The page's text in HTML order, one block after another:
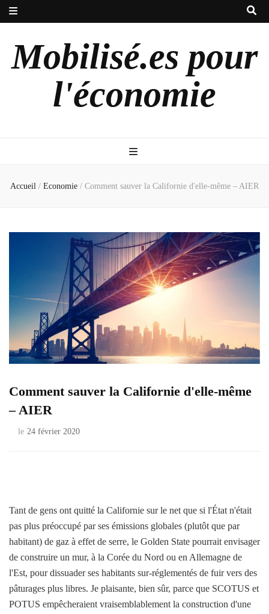
Mobilisé.es pour
l'économie
Accueil / Economie / Comment sauver la Californie d'elle-même – AIER
Comment sauver la Californie d'elle-même
– AIER
le 24 février 2020
Tant de gens ont quitté la Californie sur le net que si l'État n'était
pas plus préoccupé par ses émissions globales (plutôt que par
habitant) de gaz à effet de serre, le Golden State pourrait envisager
de construire un mur, à la Corée du Nord ou en Allemagne de
l'Est, pour dissuader ses habitants sur-réglementés de fuir vers des
pâturages plus libres. Je plaisante, bien sûr, parce que SCOTUS et
POTUS empêcheraient vraisemblablement la construction d'une